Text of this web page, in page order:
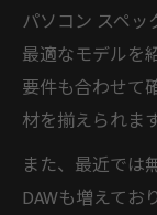
パソコン スペ
最適なモデルを
要件も合わせて
材を揃えられます
また、最近では
DAWも増えてお